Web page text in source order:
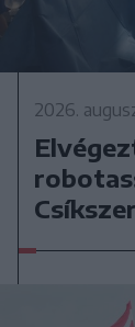
2026.